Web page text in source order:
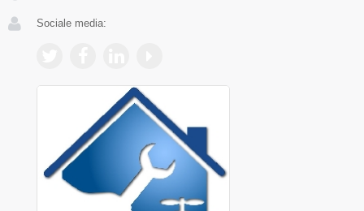
Sociale media: